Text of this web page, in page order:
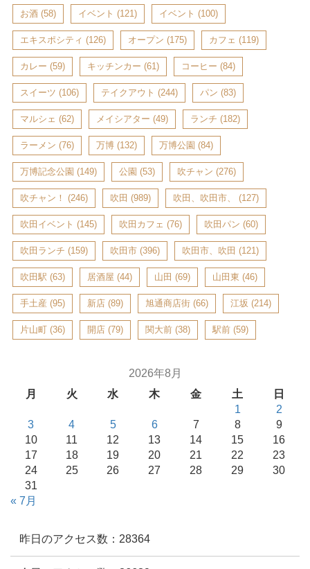
お酒 (58) イベント (121) イベント (100)
エキスポシティ (126) オープン (175) カフェ (119)
カレー (59) キッチンカー (61) コーヒー (84)
スイーツ (106) テイクアウト (244) パン (83)
マルシェ (62) メイシアター (49) ランチ (182)
ラーメン (76) 万博 (132) 万博公園 (84)
万博記念公園 (149) 公園 (53) 吹チャン (276)
吹チャン！ (246) 吹田 (989) 吹田、吹田市、 (127)
吹田イベント (145) 吹田カフェ (76) 吹田パン (60)
吹田ランチ (159) 吹田市 (396) 吹田市、吹田 (121)
吹田駅 (63) 居酒屋 (44) 山田 (69) 山田東 (46)
手土産 (95) 新店 (89) 旭通商店街 (66) 江坂 (214)
片山町 (36) 開店 (79) 関大前 (38) 駅前 (59)
2026年8月
月
火 水 木 金 土
日
1
2
3
4 5 6 7 8
9
10
11 12 13 14 15
16
17
18 19 20 21 22
23
24
25 26 27 28 29
30
31
« 7月
昨日のアクセス数：28364